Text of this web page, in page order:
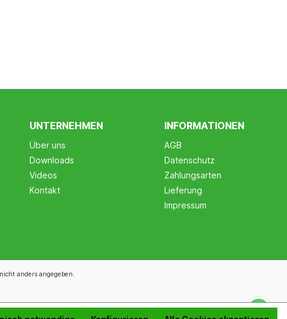
UNTERNEHMEN
Über uns
Downloads
Videos
Kontakt
INFORMATIONEN
AGB
Datenschutz
Zahlungsarten
Lieferung
Impressum
anders angegeben.